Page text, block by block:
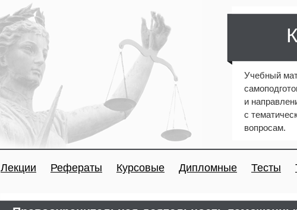
Учебный
и
с
вопросам.
Лекции Рефераты Курсовые Дипломные Тесты